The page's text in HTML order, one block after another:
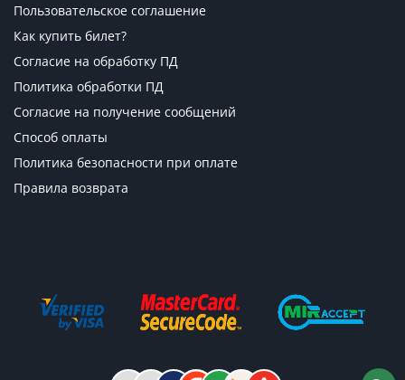
Пользовательское соглашение
Как купить билет?
Согласие на обработку ПД
Политика обработки ПД
Согласие на получение сообщений
Способ оплаты
Политика безопасности при оплате
Правила возврата